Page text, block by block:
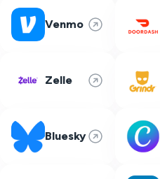
Venmo
Zelle
Bluesky